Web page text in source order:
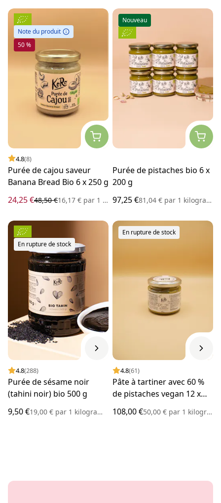
Note du produit
50 %
4.8(8)
Purée de cajou saveur
Banana Bread Bio 6 x 250 g
24,25 €48,50 €16,17 € par 1 kilogramme
Nouveau
Purée de pistaches bio 6 x
200 g
97,25 €81,04 € par 1 kilogramme
En rupture de stock
4.8(288)
Purée de sésame noir
(tahini noir) bio 500 g
9,50 €19,00 € par 1 kilogramme
En rupture de stock
4.8(61)
Pâte à tartiner avec 60 %
de pistaches vegan 12 x
180 g
108,00 €50,00 € par 1 kilogramme